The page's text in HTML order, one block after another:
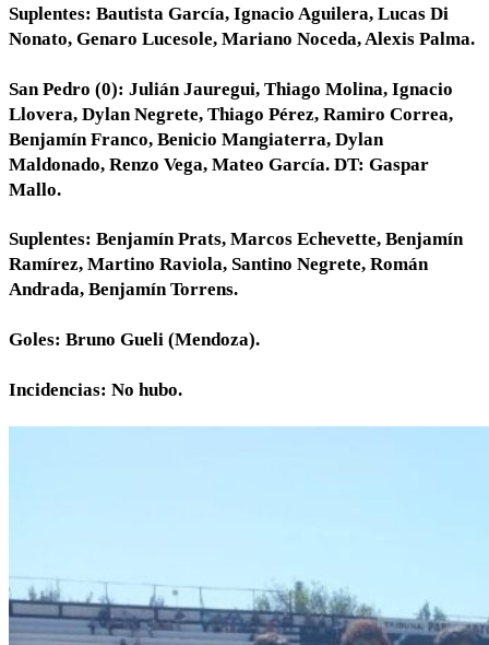
Suplentes: Bautista García, Ignacio Aguilera, Lucas Di
Nonato, Genaro Lucesole, Mariano Noceda, Alexis Palma.
San Pedro (0): Julián Jauregui, Thiago Molina, Ignacio
Llovera, Dylan Negrete, Thiago Pérez, Ramiro Correa,
Benjamín Franco, Benicio Mangiaterra, Dylan
Maldonado, Renzo Vega, Mateo García. DT: Gaspar
Mallo.
Suplentes: Benjamín Prats, Marcos Echevette, Benjamín
Ramírez, Martino Raviola, Santino Negrete, Román
Andrada, Benjamín Torrens.
Goles: Bruno Gueli (Mendoza).
Incidencias: No hubo.